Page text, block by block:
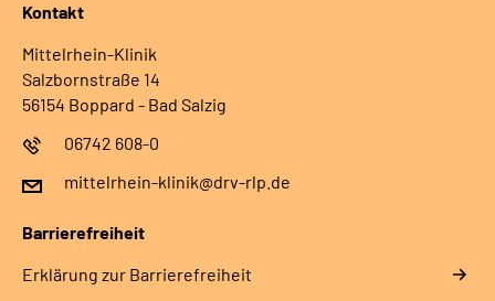
Kontakt
Mittelrhein-Klinik
Salzbornstraße 14
56154 Boppard - Bad Salzig
06742 608-0
mittelrhein-klinik@drv-rlp.de
Barrierefreiheit
Erklärung zur Barrierefreiheit